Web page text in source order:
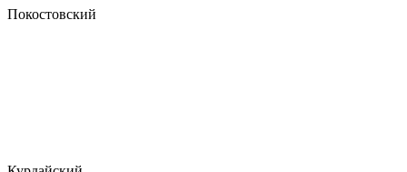
Покостовский